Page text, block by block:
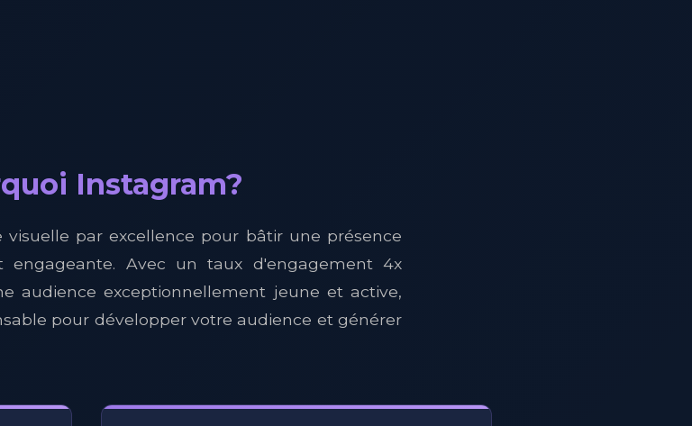
Instagram?
par excellence pour bâtir une présence
Avec un taux d'engagement 4x
audience exceptionnellement jeune et active,
pour développer votre audience et générer